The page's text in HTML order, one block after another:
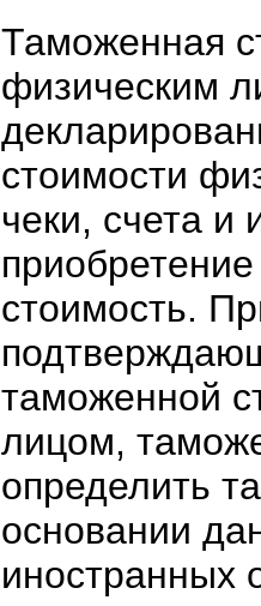
Таможенная
физическим
стоимости
чеки, счета
стоимость.
таможенной
лицом,
определить
основании
иностранных